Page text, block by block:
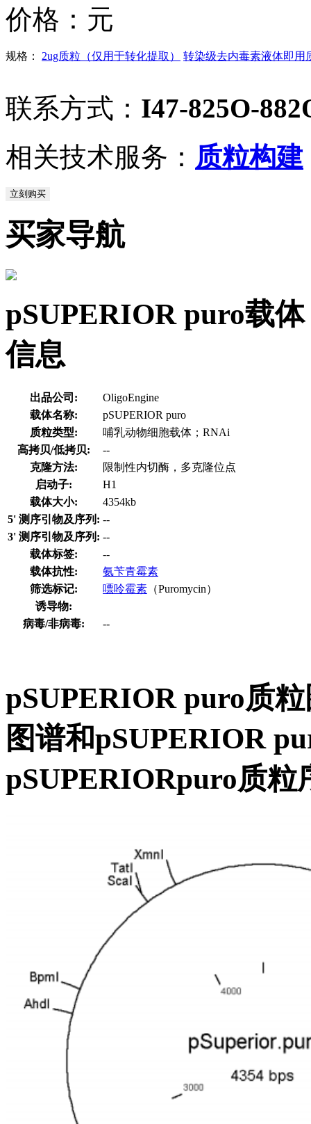
价格： 元
规格： 2ug质粒（仅用于转化提取） 转染级去内毒素液体即用
联系方式： I47-825O-
相关技术服务： 质粒构建
立刻购买
买家导航
pSUPERIOR puro载
信息
出品公司:
OligoEngine
载体名称:
pSUPERIOR puro
质粒类型:
哺乳动物细胞载体；RNAi
高拷贝/低拷贝:
--
克隆方法:
限制性内切酶，多克隆位点
启动子:
H1
载体大小:
4354kb
5' 测序引物及序列: --
3' 测序引物及序列: --
载体标签:
--
载体抗性:
氨苄青霉素
筛选标记:
嘌呤霉素 （Puromycin）
诱导物:
病毒/非病毒:
--
pSUPERIOR puro质
图谱和pSUPERIOR
pSUPERIORpuro质粒